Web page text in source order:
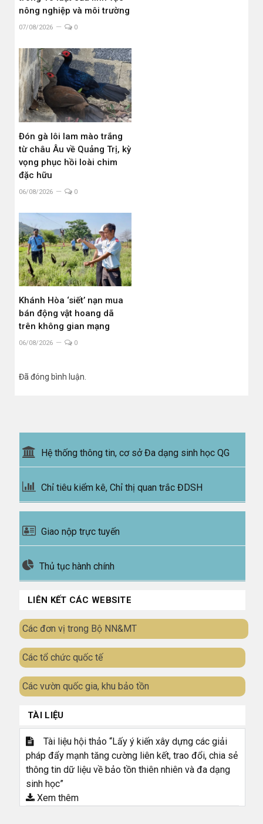
nông nghiệp và môi trường
07/08/2026 0
Đón gà lôi lam mào trắng
từ châu Âu về Quảng Trị, kỳ
vọng phục hồi loài chim
đặc hữu
06/08/2026 0
Khánh Hòa ‘siết’ nạn mua
bán động vật hoang dã
trên không gian mạng
06/08/2026 0
Đã đóng bình luận.
Hệ thống thông tin, cơ sở Đa dạng sinh học QG
Chỉ tiêu kiểm kê, Chỉ thị quan trắc ĐDSH
Giao nộp trực tuyến
Thủ tục hành chính
LIÊN KẾT CÁC WEBSITE
Các đơn vị trong Bộ NN&MT
Các tổ chức quốc tế
Các vườn quốc gia, khu bảo tồn
TÀI LIỆU
Tài liệu hội thảo “Lấy ý kiến xây dựng các giải
pháp đẩy mạnh tăng cường liên kết, trao đổi, chia sẻ
thông tin dữ liệu về bảo tồn thiên nhiên và đa dạng
sinh học”
Xem thêm